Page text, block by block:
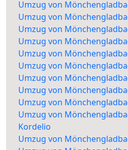
Umzug von
Umzug von
Umzug von
Umzug von
Umzug von
Umzug von
Umzug von
Umzug von
Umzug von
Umzug von
Kordelio
Umzug von